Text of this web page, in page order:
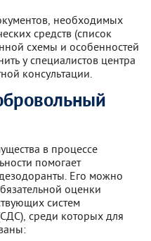
необходимых
средств (список
схемы и особенностей
у специалистов центра
консультации.
в процессе
помогает
Его можно
оценки
систем
среди которых для